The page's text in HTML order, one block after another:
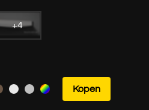
+4
Kopen